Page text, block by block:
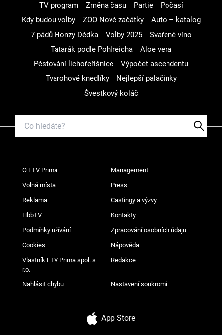
TV program
Změna času Partie
Počasí
Kdy budou volby
ZOO Nové začátky
Auto – katalog
7 pádů Honzy Dědka
Volby 2025
Svařené víno
Tatarák podle Pohlreicha
Aloe vera
Pěstování lichořeřišnice
Výpočet ascendentu
Tvarohové knedlíky
Nejlepší palačinky
Švestkový koláč
O FTV Prima Management
Volná místa Press
Reklama Castingy a výzvy
HbbTV Kontakty
Podmínky užívání Zpracování osobních údajů
Cookies Nápověda
Vlastník FTV Prima spol. s
r.o.
Redakce
Nahlásit chybu Nastavení soukromí
App Store